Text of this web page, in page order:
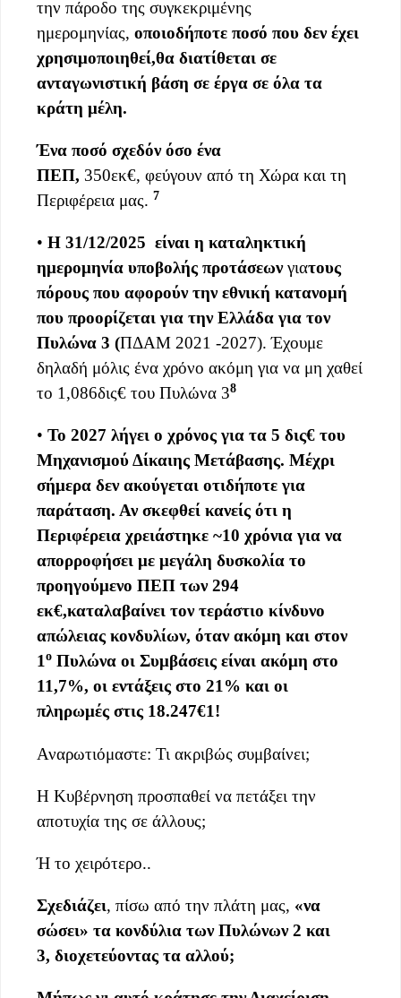
την πάροδο της συγκεκριμένης
ημερομηνίας, οποιοδήποτε ποσό που δεν έχει
χρησιμοποιηθεί,θα διατίθεται σε
ανταγωνιστική βάση σε έργα σε όλα τα
κράτη μέλη.
Ένα ποσό σχεδόν όσο ένα
ΠΕΠ, 350εκ€, φεύγουν από τη Χώρα και τη
Περιφέρεια μας. 7
• Η 31/12/2025 είναι η καταληκτική
ημερομηνία υποβολής προτάσεωνγιατους
πόρους που αφορούν την εθνική κατανομή
που προορίζεται για την Ελλάδα για τον
Πυλώνα 3 (ΠΔΑΜ 2021 -2027). Έχουμε
δηλαδή μόλις ένα χρόνο ακόμη για να μη χαθεί
το 1,086δις€ του Πυλώνα 38
• Το 2027 λήγει ο χρόνος για τα 5 δις€ του
Μηχανισμού Δίκαιης Μετάβασης. Μέχρι
σήμερα δεν ακούγεται οτιδήποτε για
παράταση. Αν σκεφθεί κανείς ότι η
Περιφέρεια χρειάστηκε ~10 χρόνια για να
απορροφήσει με μεγάλη δυσκολία το
προηγούμενο ΠΕΠ των 294
εκ€,καταλαβαίνει τον τεράστιο κίνδυνο
απώλειας κονδυλίων, όταν ακόμη και στον
1ο Πυλώνα οι Συμβάσεις είναι ακόμη στο
11,7%, οι εντάξεις στο 21% και οι
πληρωμές στις 18.247€1!
Αναρωτιόμαστε: Τι ακριβώς συμβαίνει;
Η Κυβέρνηση προσπαθεί να πετάξει την
αποτυχία της σε άλλους;
Ή το χειρότερο..
Σχεδιάζει, πίσω από την πλάτη μας, «να
σώσει» τα κονδύλια των Πυλώνων 2 και
3, διοχετεύοντας τα αλλού;